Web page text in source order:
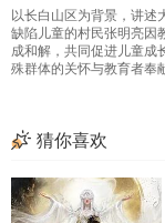
以长白山区为背景，讲述
缺陷儿童的村民张明亮因
成和解，共同促进儿童成
殊群体的关怀与教育者奉
猜你喜欢